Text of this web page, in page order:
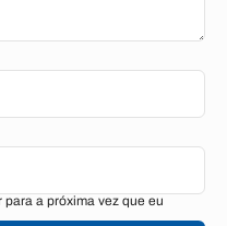
a próxima vez que eu